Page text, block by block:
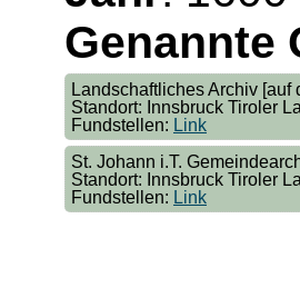
Genannte
Landschaftliches Archiv [auf
Standort: Innsbruck Tiroler
Fundstellen: Link
St. Johann i.T.
Standort: Innsbruck Tiroler
Fundstellen: Link